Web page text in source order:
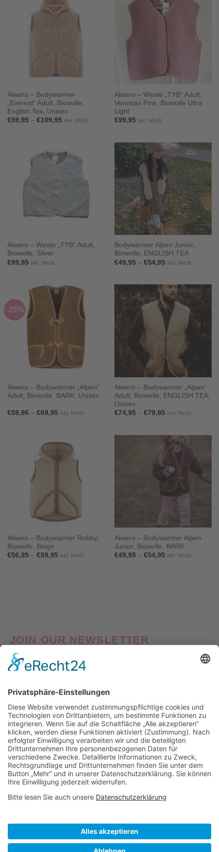
Alwero – Bodywarmer
„Everest“ Adult, Biowolle,
English Tea, Unisex
€99,95 – €109,95Preisspanne:
inkl. MwSt.
Alwero – Weste „TYB“ Adult,
Venetian Pink, Biowolle Ultra
Light
€99,95 inkl. MwSt.
Alwero – Weste „TYB“ Adult,
Biowolle, Silver
€99,95 inkl. MwSt.
Bodywarmer Alpen Junior,
Biowolle, ENGLISH TEA
€49,95 – €54,95Preisspanne:
inkl. MwSt.
-25%
Alwero – Bodywarmer „Alpen“
Adult, Biowolle, BARK, Unisex
€59,96 – €69,95Preisspanne:
inkl. MwSt.
Alwero – Bodywarmer „Alpen“
Adult, Biowolle, ENGLISH TEA,
Unisex
€74,95 – €79,95Preisspanne:
inkl. MwSt.
Alwero – Bodywarmer Robby,
Biowolle, Beige
€56,95 – €59,95Preisspanne:
inkl. MwSt.
Alwero – Bodywarmer Alpen
Junior, Biowolle, BARK
€49,95 – €54,95Preisspanne:
inkl. MwSt.
JOIN OUR NEWSLETTER
Good things come to those who Sign Up! Verpasse also
keine Neuheiten oder Aktionen! Abonniere jetzt unseren
Nach Klick auf den Button "Registrieren" gelangen Sie auf die Website von Mailchimp.
Dabei wird u.a. die eingetragene Email-Adresse an Mailchimp übertragen. Nährere
Informationen dazu finden Sie auch in unsererDatenschutzerklärung.
ÜBER UNS IMPRESSUM DATENSCHUTZ
AGB